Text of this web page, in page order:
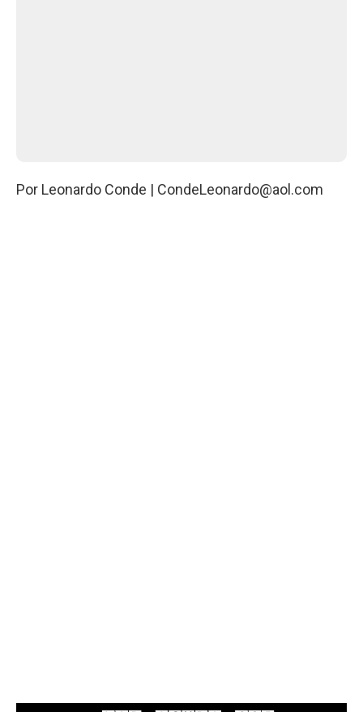
Por Leonardo Conde | CondeLeonardo@aol.com